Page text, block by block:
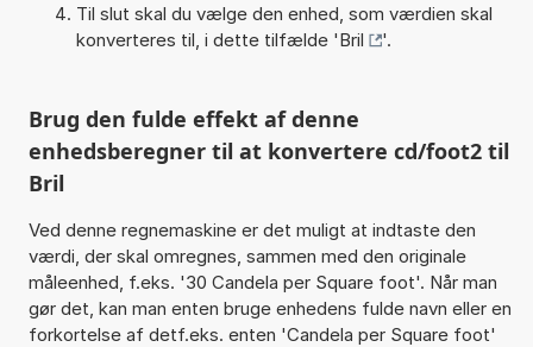
Til slut skal du vælge den enhed, som værdien skal
konverteres til, i dette tilfælde 'Bril '.
Brug den fulde effekt af denne
enhedsberegner til at konvertere cd/foot2 til
Bril
Ved denne regnemaskine er det muligt at indtaste den
værdi, der skal omregnes, sammen med den originale
måleenhed, f.eks. '30 Candela per Square foot'. Når man
gør det, kan man enten bruge enhedens fulde navn eller en
forkortelse af detf.eks. enten 'Candela per Square foot'